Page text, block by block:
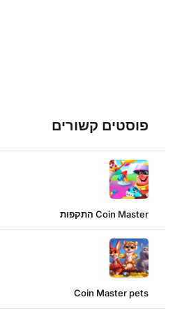
פוסטים קשורים
Coin Master התקפות
Coin Master pets